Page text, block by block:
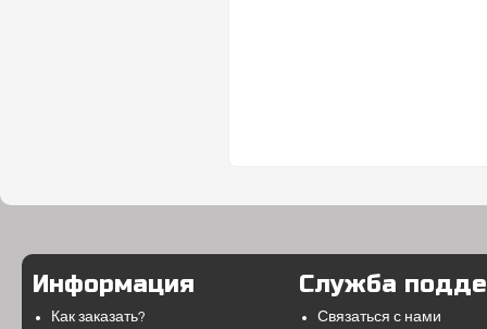
Информация
Как заказать?
Служба
Связаться с нами